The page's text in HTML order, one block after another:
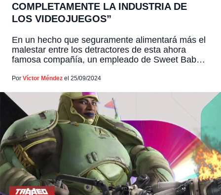
COMPLETAMENTE LA INDUSTRIA DE
LOS VIDEOJUEGOS”
En un hecho que seguramente alimentará más el
malestar entre los detractores de esta ahora
famosa compañía, un empleado de Sweet Baby
objetivo siempre ha sido "quemar la industria de
estabas al tanto de esta compañía, te contamos
que […]
Por Víctor Méndez el 25/09/2024